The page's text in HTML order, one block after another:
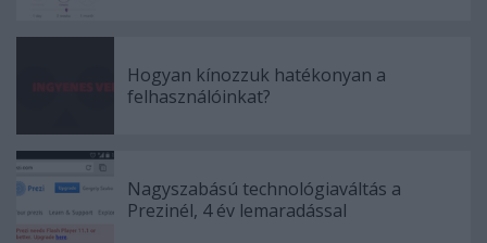
Hogyan kínozzuk hatékonyan a
felhasználóinkat?
Nagyszabású technológiaváltás a
Prezinél, 4 év lemaradással